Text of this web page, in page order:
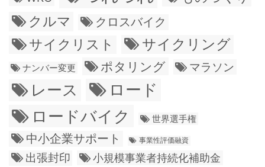
クルマ クロスバイク
サイクリスト サイクリング
ナンバー変更 ポタリング マラソン
レース
ロード
ロードバイク
世界選手権
中小企業サポート 事業性評価融資
出張封印 小規模事業者持続化補助金